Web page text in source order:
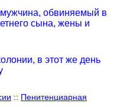
обвиняемый в
сына, жены и
в этот же день
:: Пенитенциарная